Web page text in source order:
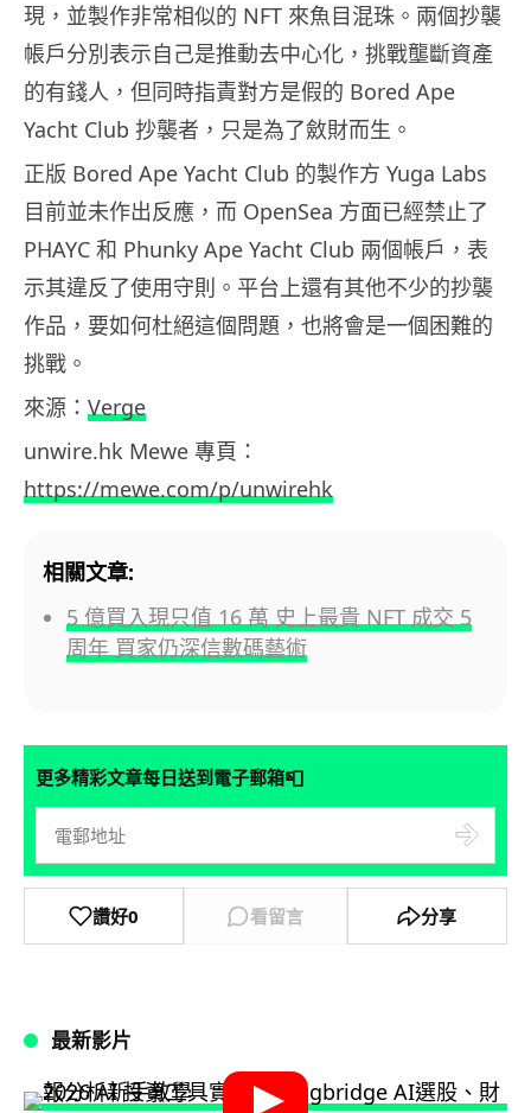
現，並製作非常相似的 NFT 來魚目混珠。兩個抄襲
帳戶分別表示自己是推動去中心化，挑戰壟斷資產
的有錢人，但同時指責對方是假的 Bored Ape
Yacht Club 抄襲者，只是為了斂財而生。
正版 Bored Ape Yacht Club 的製作方 Yuga Labs
目前並未作出反應，而 OpenSea 方面已經禁止了
PHAYC 和 Phunky Ape Yacht Club 兩個帳戶，表
示其違反了使用守則。平台上還有其他不少的抄襲
作品，要如何杜絕這個問題，也將會是一個困難的
挑戰。
來源： Verge
unwire.hk Mewe 專頁：
https://mewe.com/p/unwirehk
相關文章:
5 億買入現只值 16 萬 史上最貴 NFT 成交 5
周年 買家仍深信數碼藝術
更多精彩文章每日送到電子郵箱📮
讚好0 看留言 分享
最新影片